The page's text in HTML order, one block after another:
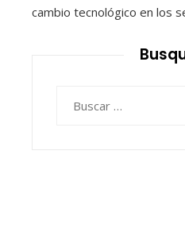
cambio tecnológico en los